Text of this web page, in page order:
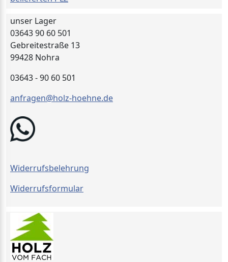
unser Lager
03643 90 60 501
Gebreitestraße 13
99428 Nohra
03643 - 90 60 501
anfragen@holz-hoehne.de
Widerrufsbelehrung
Widerrufsformular